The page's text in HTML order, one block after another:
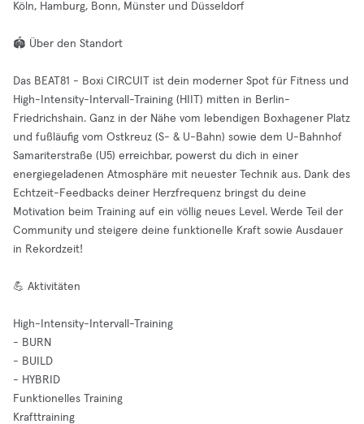
Köln, Hamburg, Bonn, Münster und Düsseldorf
🏟️ Über den Standort
Das BEAT81 - Boxi CIRCUIT ist dein moderner Spot für Fitness und
High-Intensity-Intervall-Training (HIIT) mitten in Berlin-
Friedrichshain. Ganz in der Nähe vom lebendigen Boxhagener Platz
und fußläufig vom Ostkreuz (S- & U-Bahn) sowie dem U-Bahnhof
Samariterstraße (U5) erreichbar, powerst du dich in einer
energiegeladenen Atmosphäre mit neuester Technik aus. Dank des
Echtzeit-Feedbacks deiner Herzfrequenz bringst du deine
Motivation beim Training auf ein völlig neues Level. Werde Teil der
Community und steigere deine funktionelle Kraft sowie Ausdauer
in Rekordzeit!
💪 Aktivitäten
High-Intensity-Intervall-Training
- BURN
- BUILD
- HYBRID
Funktionelles Training
Krafttraining